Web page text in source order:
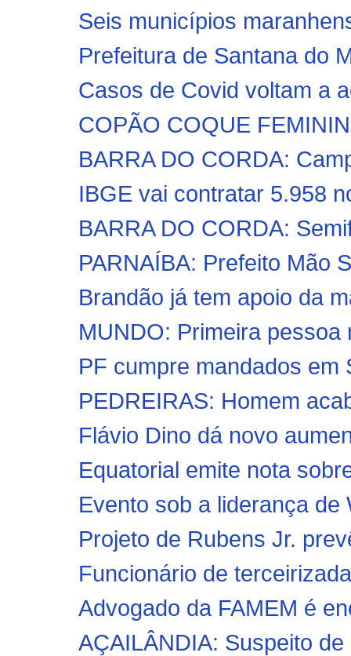
Seis municípios
Prefeitura de Santana do
Casos de Covid voltam a
COPÃO COQUE
BARRA DO CORDA:
IBGE vai contratar 5.958
BARRA DO CORDA:
PARNAÍBA: Prefeito Mão
Brandão já tem apoio da
MUNDO: Primeira
PF cumpre mandados
PEDREIRAS: Homem
Flávio Dino dá novo
Equatorial emite nota
Evento sob a liderança
Projeto de Rubens Jr.
Funcionário de
Advogado da FAMEM é
AÇAILÂNDIA: Suspeito